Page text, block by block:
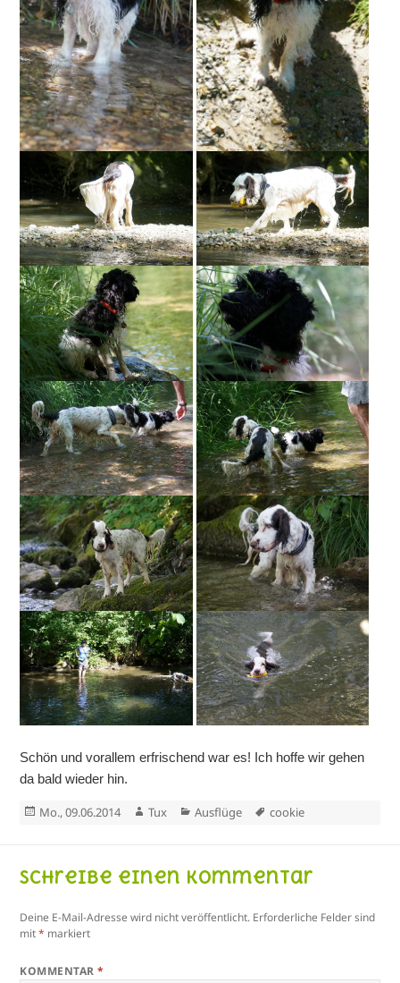
Schön und vorallem erfrischend war es! Ich hoffe wir gehen
da bald wieder hin.
Veröffentlicht
Mo., 09.06.2014 Autor
Tux Kategorien
Ausflüge Schlagwörter
cookie
Schreibe einen Kommentar
Deine E-Mail-Adresse wird nicht veröffentlicht. Erforderliche Felder sind
mit* markiert
KOMMENTAR*